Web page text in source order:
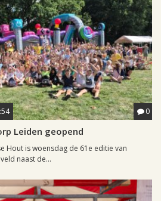
0
Leiden geopend
Hout is woensdag de 61e editie van
naast de...